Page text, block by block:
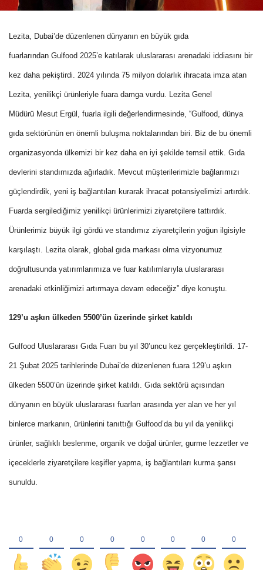
Lezita, Dubai’de düzenlenen dünyanın en büyük gıda
fuarlarından Gulfood 2025’e katılarak uluslararası arenadaki iddiasını bir
kez daha pekiştirdi. 2024 yılında 75 milyon dolarlık ihracata imza atan
Lezita, yenilikçi ürünleriyle fuara damga vurdu. Lezita Genel
Müdürü Mesut Ergül, fuarla ilgili değerlendirmesinde, “Gulfood, dünya
gıda sektörünün en önemli buluşma noktalarından biri. Biz de bu önemli
organizasyonda ülkemizi bir kez daha en iyi şekilde temsil ettik. Gıda
devlerini standımızda ağırladık. Mevcut müşterilerimizle bağlarımızı
güçlendirdik, yeni iş bağlantıları kurarak ihracat potansiyelimizi artırdık.
Fuarda sergilediğimiz yenilikçi ürünlerimizi ziyaretçilere tattırdık.
Ürünlerimiz büyük ilgi gördü ve standımız ziyaretçilerin yoğun ilgisiyle
karşılaştı. Lezita olarak, global gıda markası olma vizyonumuz
doğrultusunda yatırımlarımıza ve fuar katılımlarıyla uluslararası
arenadaki etkinliğimizi artırmaya devam edeceğiz” diye konuştu.
129’u aşkın ülkeden 5500’ün üzerinde şirket katıldı
Gulfood Uluslararası Gıda Fuarı bu yıl 30’uncu kez gerçekleştirildi. 17-
21 Şubat 2025 tarihlerinde Dubai’de düzenlenen fuara 129’u aşkın
ülkeden 5500’ün üzerinde şirket katıldı. Gıda sektörü açısından
dünyanın en büyük uluslararası fuarları arasında yer alan ve her yıl
binlerce markanın, ürünlerini tanıttığı Gulfood’da bu yıl da yenilikçi
ürünler, sağlıklı beslenme, organik ve doğal ürünler, gurme lezzetler ve
içeceklerle ziyaretçilere keşifler yapma, iş bağlantıları kurma şansı
sunuldu.